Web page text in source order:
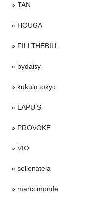
TAN
HOUGA
FILLTHEBILL
bydaisy
kukulu tokyo
LAPUIS
PROVOKE
VIO
sellenatela
marcomonde